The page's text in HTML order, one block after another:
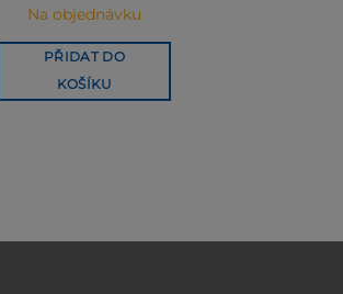
byla:
359 750 Kč.
je:
334 568 Kč.
Na objednávku
PŘIDAT DO
KOŠÍKU